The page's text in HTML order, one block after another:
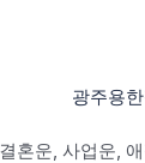
광주용
혼운, 사업운,